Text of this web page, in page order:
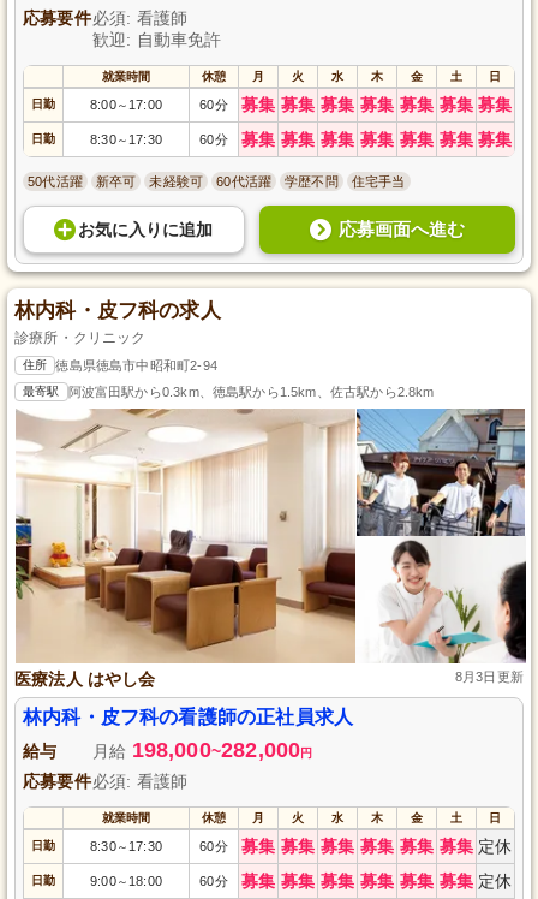
応募要件必須: 看護師
歓迎: 自動車免許
就業時間 休憩 月 火 水 木 金 土 日
日勤 8:00～ 17:00 60分 募集 募集 募集 募集 募集 募集 募集
日勤 8:30～ 17:30 60分 募集 募集 募集 募集 募集 募集 募集
50代活躍 新卒可 未経験可 60代活躍 学歴不問 住宅手当
お気に入り に追加 応募画面へ進む
林内科・皮フ科の求人
診療所・クリニック
住所 徳島県徳島市中昭和町2-94
最寄駅 阿波富田駅から0.3km、徳島駅から1.5km、佐古駅から2.8km
医療法人 はやし会 8月3日更新
林内科・皮フ科の看護師の正社員求人
給与 月給 198,000~282,000円
応募要件必須: 看護師
就業時間 休憩 月 火 水 木 金 土 日
日勤 8:30～ 17:30 60分 募集 募集 募集 募集 募集 募集 定休
日勤 9:00～ 18:00 60分 募集 募集 募集 募集 募集 募集 定休